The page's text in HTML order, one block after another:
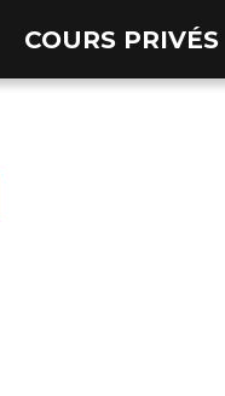
COURS PRIVÉS